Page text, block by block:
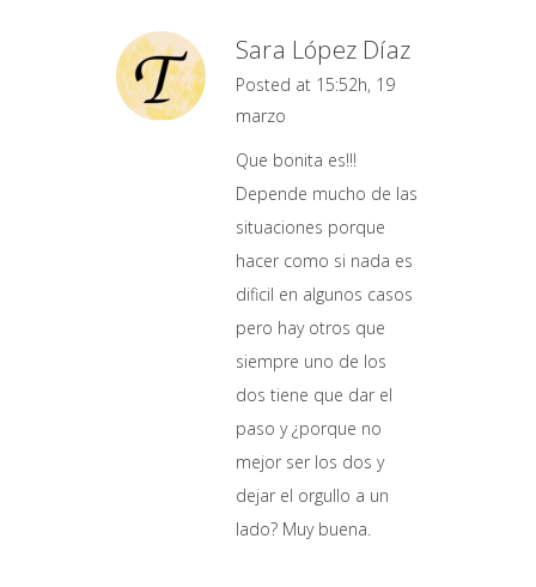
Sara López Díaz
Posted at 15:52h, 19
marzo
Que bonita es!!!
Depende mucho de las
situaciones porque
hacer como si nada es
dificil en algunos casos
pero hay otros que
siempre uno de los
dos tiene que dar el
paso y ¿porque no
mejor ser los dos y
dejar el orgullo a un
lado? Muy buena.